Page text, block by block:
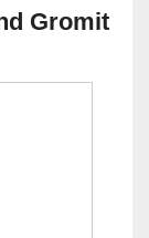
Gromit